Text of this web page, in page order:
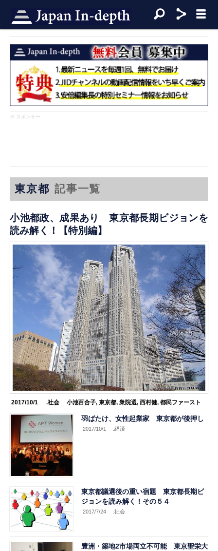
※ スポンサー
東京都 記事一覧
小池都政、成果あり 東京都長期ビジョンを
読み解く！【特別編】
2017/10/1 .社会 小池百合子, 東京都, 衆院選, 西村健, 都民ファースト
羽ばたけ、女性起業家 東京都が後押し
2017/10/1 .経済
東京都議選後の重い宿題 東京都長期ビ
ジョンを読み解く！その５４
2017/7/24 .社会
豊洲・築地2市場両立不可能 東京聖栄大